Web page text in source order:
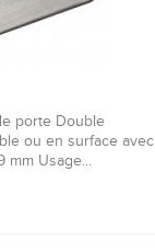
porte Double
ou en surface avec
mm Usage...